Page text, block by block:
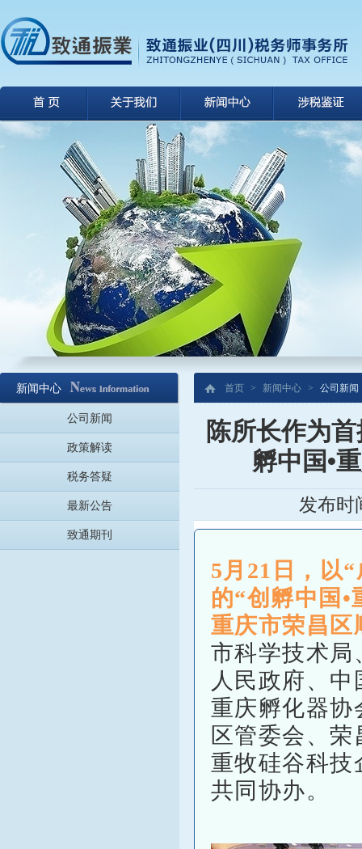
新闻中心
公司新闻
政策解读
税务答疑
最新公告
致通期刊
首页 > 新闻中心 > 公司新闻
陈所长作为
孵中国•
发布时
5月21日，以
的“创孵中国
重庆市荣昌区
市科学技术局
人民政府、
重庆孵化器协
区管委会、
重牧硅谷科技
共同协办。